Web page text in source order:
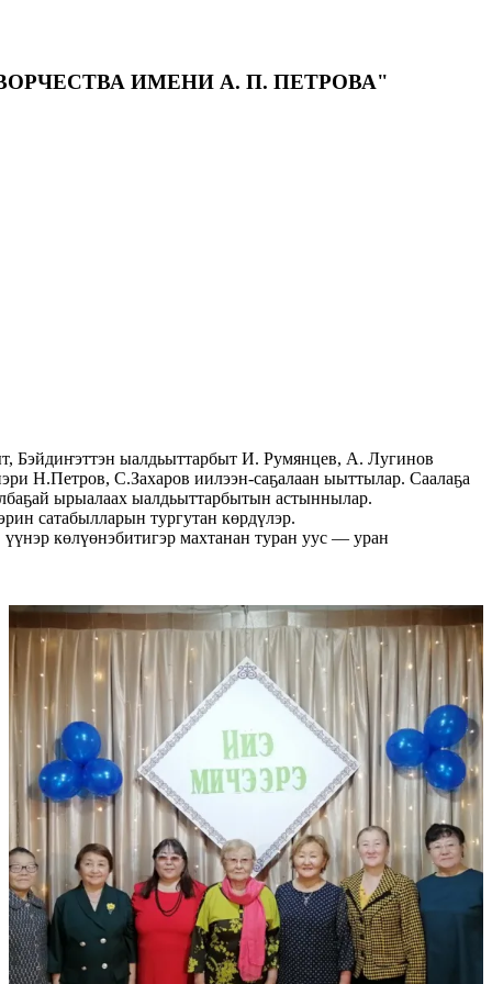
ИМЕНИ А. П. ПЕТРОВА"
Бэйдиҥэттэн ыалдьыттарбыт И. Румянцев, А. Лугинов
Н.Петров, С.Захаров иилээн-саҕалаан ыыттылар. Саалаҕа
ырыалаах ыалдьыттарбытын астыннылар.
сатабылларын тургутан көрдүлэр.
көлүөнэбитигэр махтанан туран уус — уран